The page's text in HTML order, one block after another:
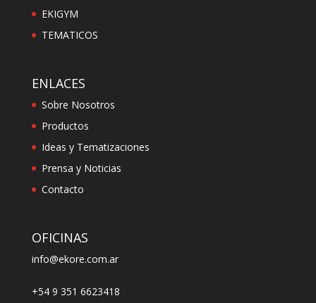
EKIGYM
TEMATICOS
ENLACES
Sobre Nosotros
Productos
Ideas y Tematizaciones
Prensa y Noticias
Contacto
OFICINAS
info@ekore.com.ar
+54 9 351 6623418